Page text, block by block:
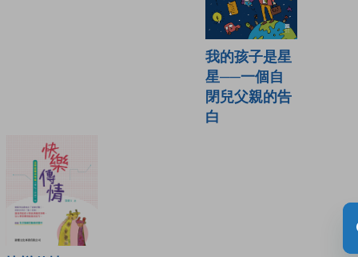
我的孩子是星
星──一個自
閉兒父親的告
白